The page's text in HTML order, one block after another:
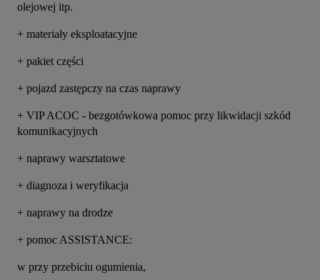
olejowej itp.
+ materiały eksploatacyjne
+ pakiet części
+ pojazd zastępczy na czas naprawy
+ VIP ACOC - bezgotówkowa pomoc przy likwidacji szkód
komunikacyjnych
+ naprawy warsztatowe
+ diagnoza i weryfikacja
+ naprawy na drodze
+ pomoc ASSISTANCE:
w przy przebiciu ogumienia,